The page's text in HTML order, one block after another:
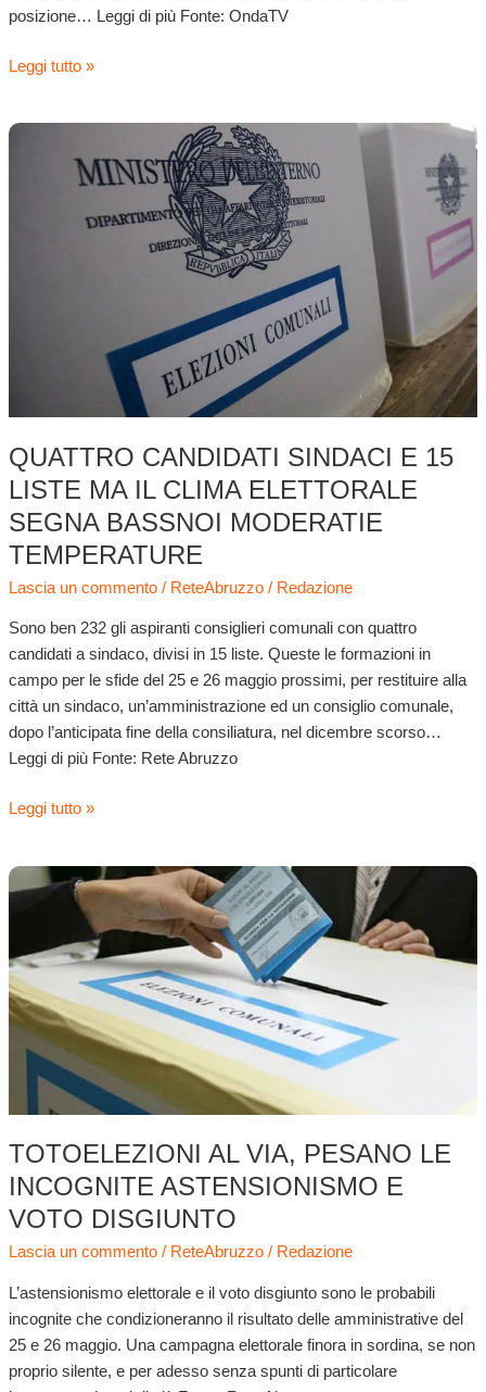
posizione… Leggi di più Fonte: OndaTV
Leggi tutto »
QUATTRO CANDIDATI SINDACI E 15
LISTE MA IL CLIMA ELETTORALE
SEGNA BASSNOI MODERATIE
TEMPERATURE
Lascia un commento / ReteAbruzzo/ Redazione
Sono ben 232 gli aspiranti consiglieri comunali con quattro
candidati a sindaco, divisi in 15 liste. Queste le formazioni in
campo per le sfide del 25 e 26 maggio prossimi, per restituire alla
città un sindaco, un’amministrazione ed un consiglio comunale,
dopo l’anticipata fine della consiliatura, nel dicembre scorso…
Leggi di più Fonte: Rete Abruzzo
Quattro
bassNoi
Moderatie
temperature
Leggi tutto »
TOTOELEZIONI AL VIA, PESANO LE
INCOGNITE ASTENSIONISMO E
VOTO DISGIUNTO
Lascia un commento / ReteAbruzzo/ Redazione
L’astensionismo elettorale e il voto disgiunto sono le probabili
incognite che condizioneranno il risultato delle amministrative del
25 e 26 maggio. Una campagna elettorale finora in sordina, se non
proprio silente, e per adesso senza spunti di particolare
Totoelezioni
pesano
le
incognite
astensionismo
disgiunto